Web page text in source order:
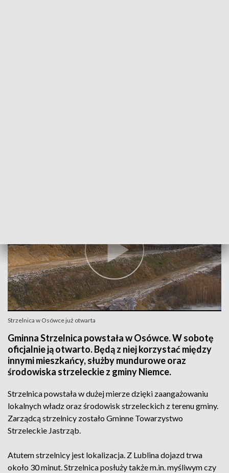
Strzelnica w Osówce już otwarta
Gminna Strzelnica powstała w Osówce. W sobotę
oficjalnie ją otwarto. Będą z niej korzystać między
innymi mieszkańcy, służby mundurowe oraz
środowiska strzeleckie z gminy Niemce.
Strzelnica powstała w dużej mierze dzięki zaangażowaniu
lokalnych władz oraz środowisk strzeleckich z terenu gminy.
Zarządcą strzelnicy zostało Gminne Towarzystwo
Strzeleckie Jastrząb.
Atutem strzelnicy jest lokalizacja. Z Lublina dojazd trwa
około 30 minut. Strzelnica posłuży także m.in. myśliwym czy